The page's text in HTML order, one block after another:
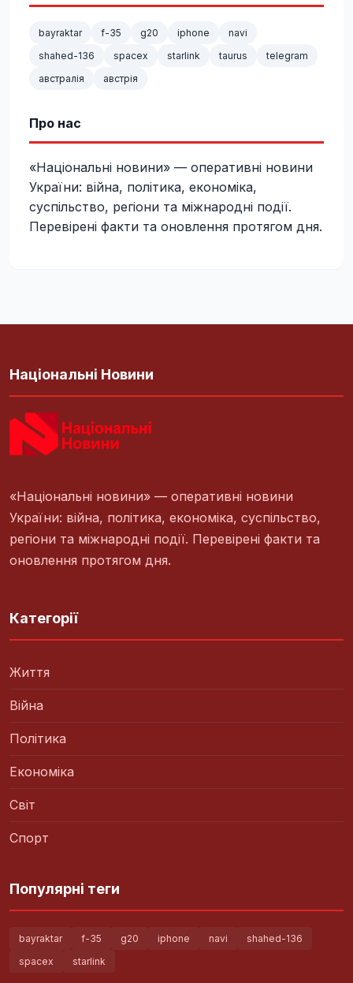
bayraktar f-35 g20 iphone
navi
shahed-136
spacex starlink taurus
telegram
австралія
австрія
Про нас
«Національні новини» — оперативні новини
України: війна, політика, економіка,
суспільство, регіони та міжнародні події.
Перевірені факти та оновлення протягом дня.
Національні Новини
«Національні новини» — оперативні новини
України: війна, політика, економіка, суспільство,
регіони та міжнародні події. Перевірені факти та
оновлення протягом дня.
Категорії
Життя
Війна
Політика
Економіка
Світ
Спорт
Популярні теги
bayraktar f-35 g20 iphone navi
shahed-136
spacex
starlink